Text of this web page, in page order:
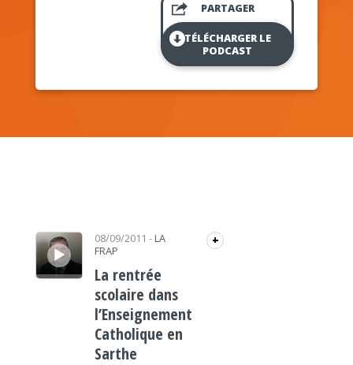
PARTAGER
TÉLÉCHARGER LE
PODCAST
Lecteur audio 08/09/2011 - LA
FRAP
+
La rentrée
scolaire dans
l’Enseignement
Catholique en
Sarthe